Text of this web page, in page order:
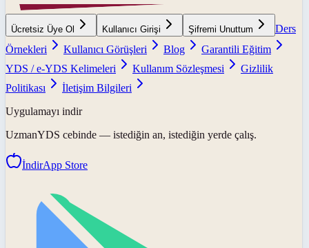
Ücretsiz Üye Ol Kullanıcı Girişi Şifremi Unuttum
Ders
Örnekleri
Kullanıcı Görüşleri Blog
Garantili Eğitim
YDS / e-YDS Kelimeleri
Kullanım Sözleşmesi
Gizlilik
Politikası
İletişim Bilgileri
Uygulamayı indir
UzmanYDS cebinde — istediğin an, istediğin yerde çalış.
İndirApp Store